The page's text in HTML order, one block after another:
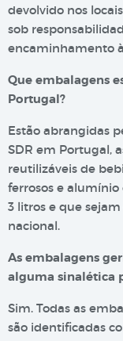
devolvido nos
sob
encaminhamento
Que embalagens
Portugal?
Estão abrangidas
SDR em Portugal,
reutilizáveis de
ferrosos e
3 litros e que
nacional.
As embalagens
alguma sinalética
Sim. Todas as
são identificadas